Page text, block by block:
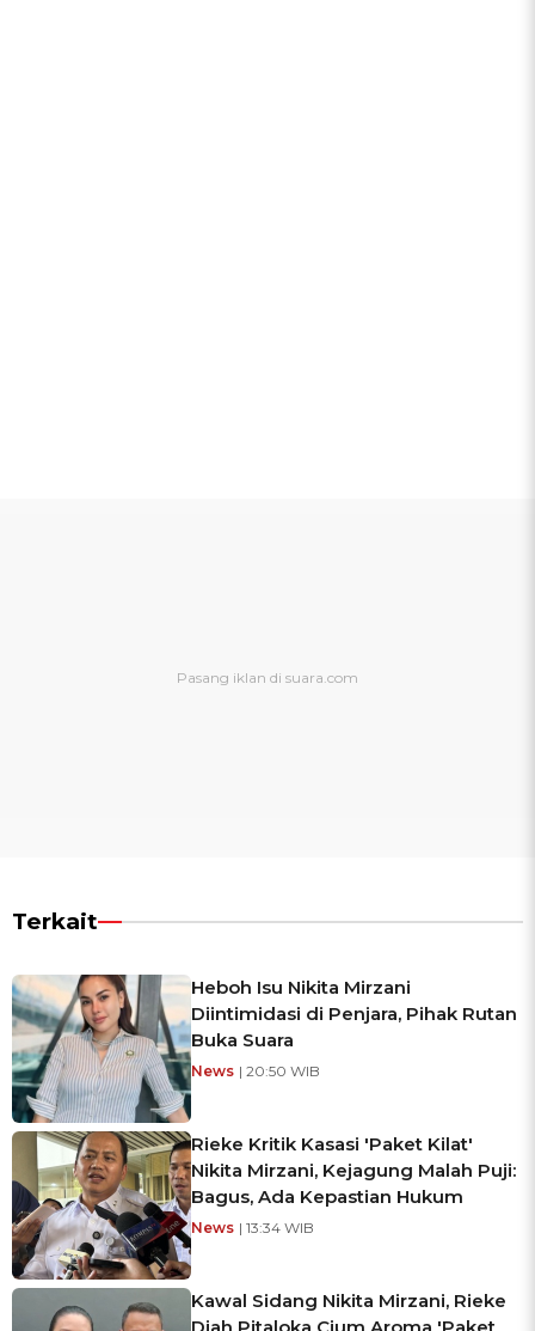
Terkait
Heboh Isu Nikita Mirzani
Diintimidasi di Penjara, Pihak Rutan
Buka Suara
News | 20:50 WIB
Rieke Kritik Kasasi 'Paket Kilat'
Nikita Mirzani, Kejagung Malah Puji:
Bagus, Ada Kepastian Hukum
News | 13:34 WIB
Kawal Sidang Nikita Mirzani, Rieke